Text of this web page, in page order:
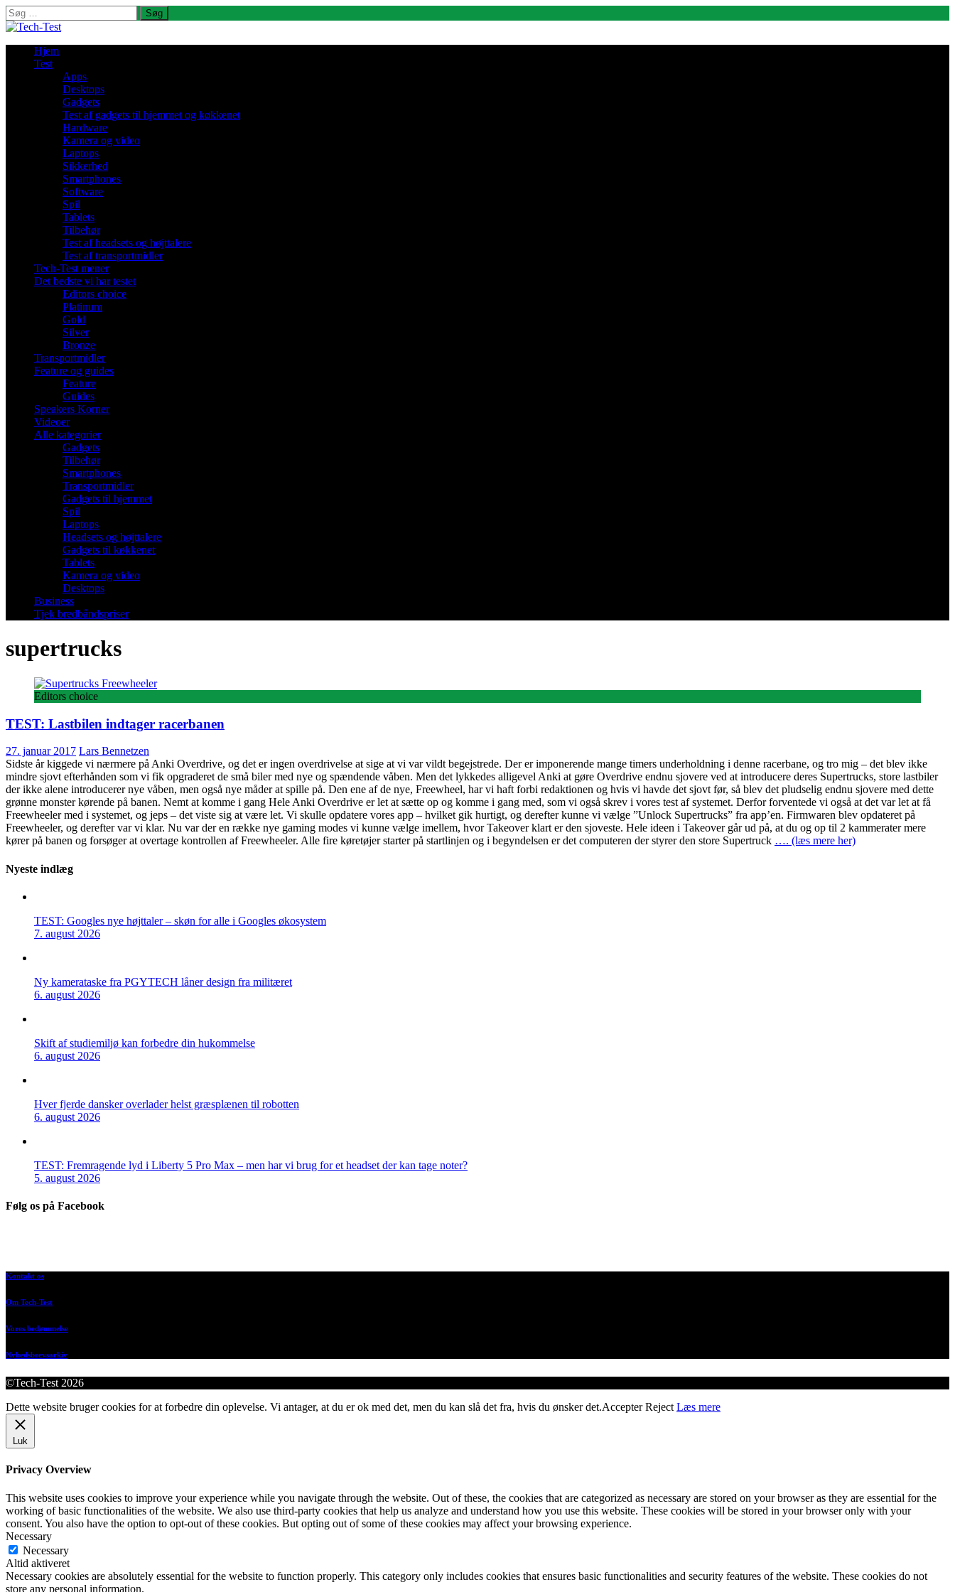
Søg
efter:
Hjem
Test
Apps
Desktops
Gadgets
Test af gadgets til hjemmet og køkkenet
Hardware
Kamera og video
Laptops
Sikkerhed
Smartphones
Software
Spil
Tablets
Tilbehør
Test af headsets og højttalere
Test af transportmidler
Tech-Test mener
Det bedste vi har testet
Editors choice
Platinum
Gold
Silver
Bronze
Transportmidler
Feature og guides
Feature
Guides
Speakers Korner
Videoer
Alle kategorier
Gadgets
Tilbehør
Smartphones
Transportmidler
Gadgets til hjemmet
Spil
Laptops
Headsets og højttalere
Gadgets til køkkenet
Tablets
Kamera og video
Desktops
Business
Tjek bredbåndspriser
supertrucks
Editors choice
TEST: Lastbilen indtager racerbanen
27. januar 2017 Lars Bennetzen
Sidste år kiggede vi nærmere på Anki Overdrive, og det er ingen overdrivelse at sige at vi var vildt begejstrede. Der er imponerende mange timers underholdning i denne racerbane, og tro mig – det blev ikke
mindre sjovt efterhånden som vi fik opgraderet de små biler med nye og spændende våben. Men det lykkedes alligevel Anki at gøre Overdrive endnu sjovere ved at introducere deres Supertrucks, store lastbiler
der ikke alene introducerer nye våben, men også nye måder at spille på. Den ene af de nye, Freewheel, har vi haft forbi redaktionen og hvis vi havde det sjovt før, så blev det pludselig endnu sjovere med dette
grønne monster kørende på banen. Nemt at komme i gang Hele Anki Overdrive er let at sætte op og komme i gang med, som vi også skrev i vores test af systemet. Derfor forventede vi også at det var let at få
Freewheeler med i systemet, og jeps – det viste sig at være let. Vi skulle opdatere vores app – hvilket gik hurtigt, og derefter kunne vi vælge ”Unlock Supertrucks” fra app’en. Firmwaren blev opdateret på
Freewheeler, og derefter var vi klar. Nu var der en række nye gaming modes vi kunne vælge imellem, hvor Takeover klart er den sjoveste. Hele ideen i Takeover går ud på, at du og op til 2 kammerater mere
kører på banen og forsøger at overtage kontrollen af Freewheeler. Alle fire køretøjer starter på startlinjen og i begyndelsen er det computeren der styrer den store Supertruck …. (læs mere her)
Nyeste indlæg
TEST: Googles nye højttaler – skøn for alle i Googles økosystem
7. august 2026
Ny kamerataske fra PGYTECH låner design fra militæret
6. august 2026
Skift af studiemiljø kan forbedre din hukommelse
6. august 2026
Hver fjerde dansker overlader helst græsplænen til robotten
6. august 2026
TEST: Fremragende lyd i Liberty 5 Pro Max – men har vi brug for et headset der kan tage noter?
5. august 2026
Følg os på Facebook
Kontakt os
Om Tech-Test
Vores bedømmelse
Nyhedsbrevsarkiv
©Tech-Test 2026
Dette website bruger cookies for at forbedre din oplevelse. Vi antager, at du er ok med det, men du kan slå det fra, hvis du ønsker det.Accepter Reject Læs mere
Luk
Privacy Overview
This website uses cookies to improve your experience while you navigate through the website. Out of these, the cookies that are categorized as necessary are stored on your browser as they are essential for the
working of basic functionalities of the website. We also use third-party cookies that help us analyze and understand how you use this website. These cookies will be stored in your browser only with your
consent. You also have the option to opt-out of these cookies. But opting out of some of these cookies may affect your browsing experience.
Necessary
Necessary
Altid aktiveret
Necessary cookies are absolutely essential for the website to function properly. This category only includes cookies that ensures basic functionalities and security features of the website. These cookies do not
store any personal information.